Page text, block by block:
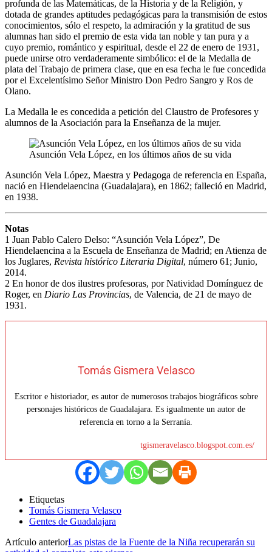
profunda de las Matemáticas, de la Historia y de la Religión, y
dotada de grandes aptitudes pedagógicas para la transmisión de estos
conocimientos, sólo el respeto, la admiración y la gratitud de sus
alumnas han sido el premio de esta vida tan noble y tan pura y a
cuyo premio, romántico y espiritual, desde el 22 de enero de 1931,
puede unirse otro verdaderamente simbólico: el de la Medalla de
plata del Trabajo de primera clase, que en esa fecha le fue concedida
por el Excelentísimo Señor Ministro Don Pedro Sangro y Ros de
Olano.
La Medalla le es concedida a petición del Claustro de Profesores y
alumnos de la Asociación para la Enseñanza de la mujer.
Asunción Vela López, en los últimos años de su vida
Asunción Vela López, Maestra y Pedagoga de referencia en España,
nació en Hiendelaencina (Guadalajara), en 1862; falleció en Madrid,
en 1938.
Notas
1 Juan Pablo Calero Delso: “Asunción Vela López”, De
Hiendelaencina a la Escuela de Enseñanza de Madrid; en Atienza de
los Juglares, Revista histórico Literaria Digital, número 61; Junio,
2014.
2 En honor de dos ilustres profesoras, por Natividad Domínguez de
Roger, en Diario Las Provincias, de Valencia, de 21 de mayo de
1931.
Tomás Gismera Velasco
Escritor e historiador, es autor de numerosos trabajos biográficos sobre
personajes históricos de Guadalajara. Es igualmente un autor de
referencia en torno a la Serranía.
tgismeravelasco.blogspot.com.es/
Etiquetas
Tomás Gismera Velasco
Gentes de Guadalajara
Artículo anteriorLas pistas de la Fuente de la Niña recuperarán su